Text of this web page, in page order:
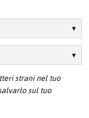
strani nel tuo
sul tuo